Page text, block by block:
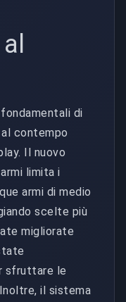
di
contempo
Il nuovo
limita i
armi di medio
scelte più
migliorate
sfruttare le
il sistema